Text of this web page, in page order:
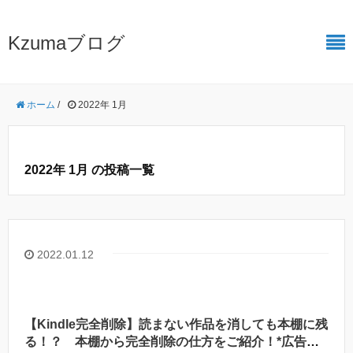
Kzumaブログ
ホーム / 2022年 1月
2022年 1月 の投稿一覧
2022.01.12
【Kindle完全削除】読まない作品を消しても本棚に残
る！？ 本棚から完全削除の仕方をご紹介！*広告付